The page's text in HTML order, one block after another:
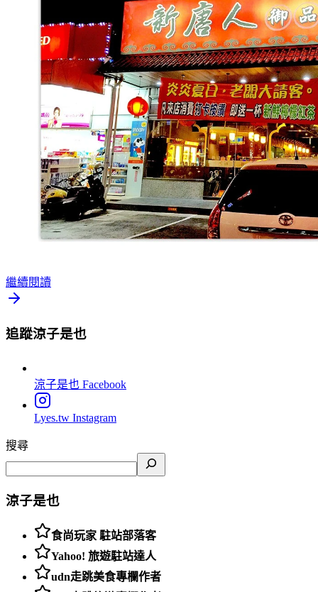
繼續閱讀
追蹤涼子是也
涼子是也 Facebook
Lyes.tw Instagram
搜尋
涼子是也
食尚玩家 駐站部落客
Yahoo! 旅遊駐站達人
udn走跳美食專欄作者